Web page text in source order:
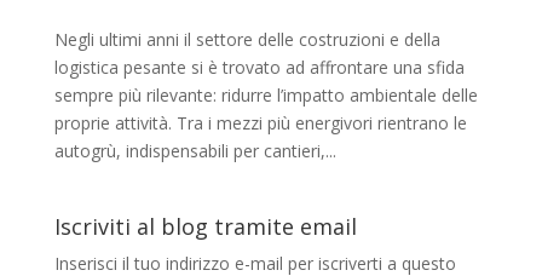
Negli ultimi anni il settore delle costruzioni e della
logistica pesante si è trovato ad affrontare una sfida
sempre più rilevante: ridurre l’impatto ambientale delle
proprie attività. Tra i mezzi più energivori rientrano le
autogrù, indispensabili per cantieri,...
Iscriviti al blog tramite email
Inserisci il tuo indirizzo e-mail per iscriverti a questo